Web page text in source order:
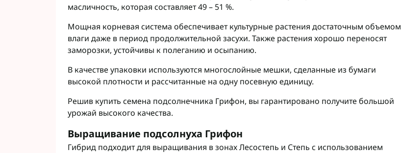
масличность, которая составляет 49 – 51 %.
Мощная корневая система обеспечивает культурные растения достаточным объемом
влаги даже в период продолжительной засухи. Также растения хорошо переносят
заморозки, устойчивы к полеганию и осыпанию.
В качестве упаковки используются многослойные мешки, сделанные из бумаги
высокой плотности и рассчитанные на одну посевную единицу.
Решив купить семена подсолнечника Грифон, вы гарантировано получите большой
урожай высокого качества.
Выращивание подсолнуха Грифон
Гибрид подходит для выращивания в зонах Лесостепь и Степь с использованием